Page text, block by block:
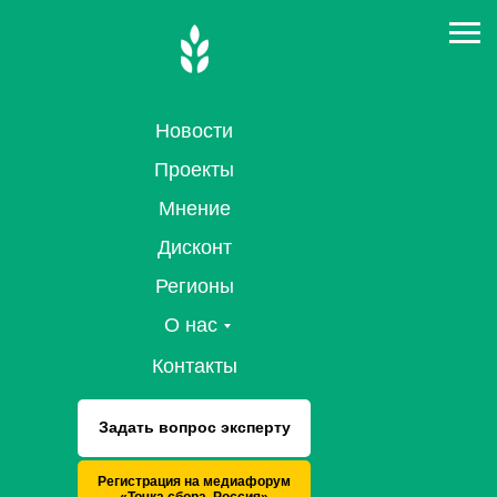
Новости
Проекты
Мнение
Дисконт
Регионы
О нас
Контакты
Задать вопрос эксперту
Регистрация на медиафорум